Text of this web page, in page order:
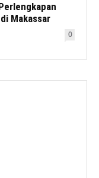
Makassar
0